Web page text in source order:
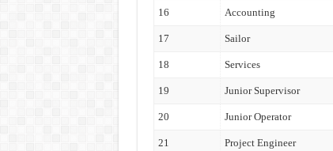
16 Accounting
17 Sailor
18 Services
19 Junior Supervisor
20 Junior Operator
21 Project Engineer